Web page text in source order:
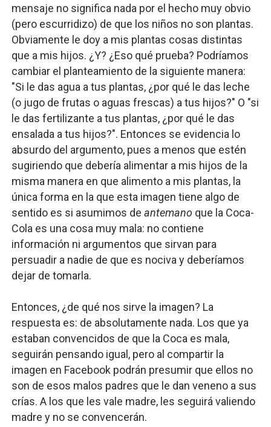
mensaje no significa nada por el hecho muy obvio
(pero escurridizo) de que los niños no son plantas.
Obviamente le doy a mis plantas cosas distintas
que a mis hijos. ¿Y? ¿Eso qué prueba? Podríamos
cambiar el planteamiento de la siguiente manera:
"Si le das agua a tus plantas, ¿por qué le das leche
(o jugo de frutas o aguas frescas) a tus hijos?" O "si
le das fertilizante a tus plantas, ¿por qué le das
ensalada a tus hijos?". Entonces se evidencia lo
absurdo del argumento, pues a menos que estén
sugiriendo que debería alimentar a mis hijos de la
misma manera en que alimento a mis plantas, la
única forma en la que esta imagen tiene algo de
sentido es si asumimos de antemanoque la Coca-
Cola es una cosa muy mala: no contiene
información ni argumentos que sirvan para
persuadir a nadie de que es nociva y deberíamos
dejar de tomarla.
Entonces, ¿de qué nos sirve la imagen? La
respuesta es: de absolutamente nada. Los que ya
estaban convencidos de que la Coca es mala,
seguirán pensando igual, pero al compartir la
imagen en Facebook podrán presumir que ellos no
son de esos malos padres que le dan veneno a sus
crías. A los que les vale madre, les seguirá valiendo
madre y no se convencerán.